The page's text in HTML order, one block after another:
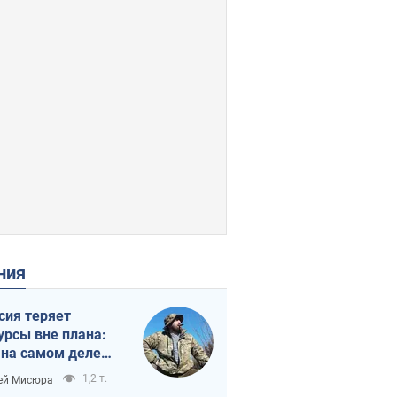
теряет
вне плана:
на самом деле
темп войны
Мисюра 1,2 т.